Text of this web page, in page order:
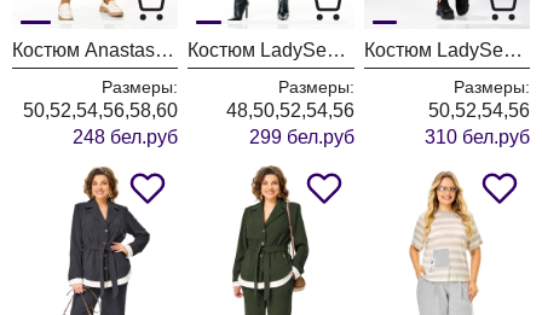
Костюм Anastasia 1384 слоновая кость
Размеры:
50,52,54,56,58,60
248 бел.руб
Костюм LadySecret 26260 зеленый
Размеры:
48,50,52,54,56
299 бел.руб
Костюм LadySecret 25229 темный графит
Размеры:
50,52,54,56
310 бел.руб